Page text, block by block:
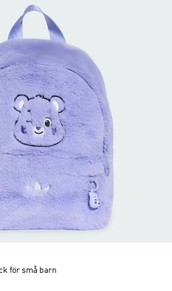
för små barn